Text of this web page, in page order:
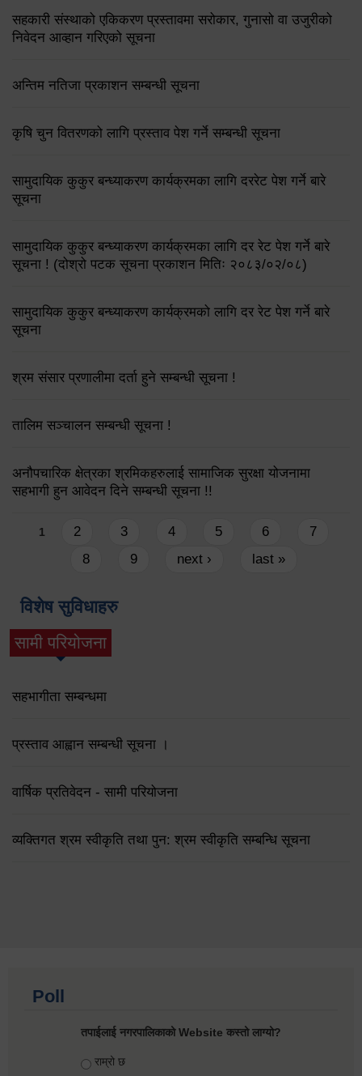
सहकारी संस्थाको एकिकरण प्रस्तावमा सरोकार, गुनासो वा उजुरीको
निवेदन आव्हान गरिएको सूचना
अन्तिम नतिजा प्रकाशन सम्बन्धी सूचना
कृषि चुन वितरणको लागि प्रस्ताव पेश गर्ने सम्बन्धी सूचना
सामुदायिक कुकुर बन्ध्याकरण कार्यक्रमका लागि दररेट पेश गर्ने बारे
सूचना
सामुदायिक कुकुर बन्ध्याकरण कार्यक्रमका लागि दर रेट पेश गर्ने बारे
सूचना ! (दोश्रो पटक सूचना प्रकाशन मितिः २०८३/०२/०८)
सामुदायिक कुकुर बन्ध्याकरण कार्यक्रमको लागि दर रेट पेश गर्ने बारे
सूचना
श्रम संसार प्रणालीमा दर्ता हुने सम्बन्धी सूचना !
तालिम सञ्चालन सम्बन्धी सूचना !
अनौपचारिक क्षेत्रका श्रमिकहरुलाई सामाजिक सुरक्षा योजनामा
सहभागी हुन आवेदन दिने सम्बन्धी सूचना !!
Pages
1 2 3 4 5 6
7
8
9 next › last »
विशेष सुविधाहरु
सामी परियोजना
(active tab)
सहभागीता सम्बन्धमा
प्रस्ताव आह्वान सम्बन्धी सूचना ।
वार्षिक प्रतिवेदन - सामी परियोजना
व्यक्तिगत श्रम स्वीकृति तथा पुन: श्रम स्वीकृति सम्बन्धि सूचना
Poll
तपाईलाई नगरपालिकाको Website कस्तो लाग्यो?
Choices
राम्रो छ